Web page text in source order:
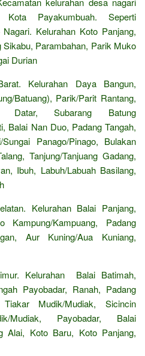
Payakumbuah. Seperti
Kelurahan Koto Panjang,
Parambahan, Parik Muko
Durian
Kelurahan Daya Bangun,
Batuang), Parik/Parit Rantang,
Datar, Subarang Batung
Balai Nan Duo, Padang Tangah,
Panago/Pinago, Bulakan
Tanjung/Tanjuang Gadang,
Ibuh, Labuh/Labuah Basilang,
Kelurahan Balai Panjang,
Kampuang, Padang
Aur Kuning/Aua Kuniang,
Kelurahan Balai Batimah,
Payobadar, Ranah, Padang
Mudik/Mudiak, Sicincin
Mudiak, Payobadar, Balai
Alai, Koto Baru, Koto Panjang,